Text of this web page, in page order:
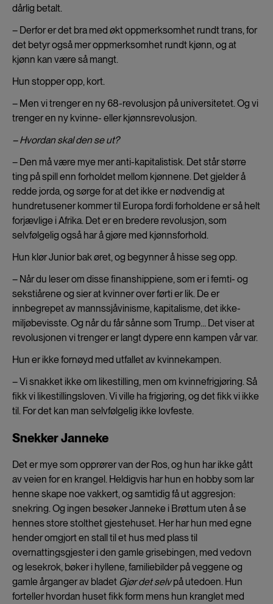
dårlig betalt.
– Derfor er det bra med økt oppmerksomhet rundt trans, for
det betyr også mer oppmerksomhet rundt kjønn, og at
kjønn kan være så mangt.
Hun stopper opp, kort.
– Men vi trenger en ny 68-revolusjon på universitetet. Og vi
trenger en ny kvinne- eller kjønnsrevolusjon.
– Hvordan skal den se ut?
– Den må være mye mer anti-kapitalistisk. Det står større
ting på spill enn forholdet mellom kjønnene. Det gjelder å
redde jorda, og sørge for at det ikke er nødvendig at
hundretusener kommer til Europa fordi forholdene er så helt
forjævlige i Afrika. Det er en bredere revolusjon, som
selvfølgelig også har å gjøre med kjønnsforhold.
Hun klør Junior bak øret, og begynner å hisse seg opp.
– Når du leser om disse finanshippiene, som er i femti- og
sekstiårene og sier at kvinner over førti er lik. De er
innbegrepet av mannssjåvinisme, kapitalisme, det ikke-
miljøbevisste. Og når du får sånne som Trump… Det viser at
revolusjonen vi trenger er langt dypere enn kampen vår var.
Hun er ikke fornøyd med utfallet av kvinnekampen.
– Vi snakket ikke om likestilling, men om kvinnefrigjøring. Så
fikk vi likestillingsloven. Vi ville ha frigjøring, og det fikk vi ikke
til. For det kan man selvfølgelig ikke lovfeste.
Snekker Janneke
Det er mye som opprører van der Ros, og hun har ikke gått
av veien for en krangel. Heldigvis har hun en hobby som lar
henne skape noe vakkert, og samtidig få ut aggresjon:
snekring. Og ingen besøker Janneke i Brøttum uten å se
hennes store stolthet gjestehuset. Her har hun med egne
hender omgjort en stall til et hus med plass til
overnattingsgjester i den gamle grisebingen, med vedovn
og lesekrok, bøker i hyllene, familiebilder på veggene og
gamle årganger av bladet Gjør det selvpå utedoen. Hun
forteller hvordan huset fikk form mens hun kranglet med